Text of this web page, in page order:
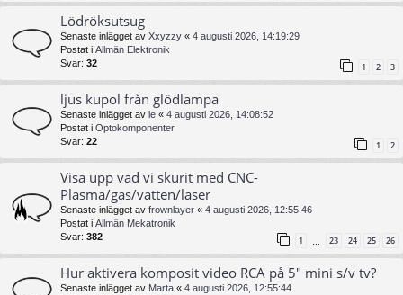
Lödröksutsug
Senaste inlägget av Xxyzzy « 4 augusti 2026, 14:19:29
Postat i Allmän Elektronik
Svar: 32 1 2 3
ljus kupol från glödlampa
Senaste inlägget av ie « 4 augusti 2026, 14:08:52
Postat i Optokomponenter
Svar: 22 1 2
Visa upp vad vi skurit med CNC-
Plasma/gas/vatten/laser
Senaste inlägget av frownlayer « 4 augusti 2026, 12:55:46
Postat i Allmän Mekatronik
Svar: 382 1 … 23 24 25 26
Hur aktivera komposit video RCA på 5" mini s/v tv?
Senaste inlägget av Marta « 4 augusti 2026, 12:55:44